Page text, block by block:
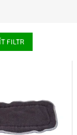
FILTR